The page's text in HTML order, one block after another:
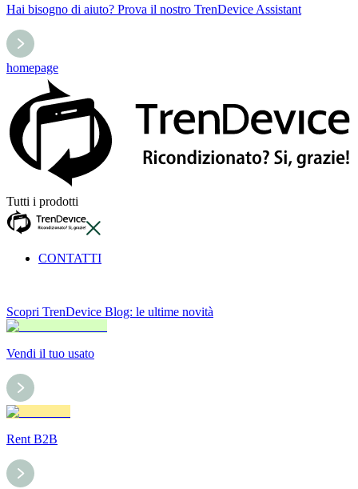
Hai bisogno di aiuto? Prova il nostro TrenDevice Assistant
homepage
Tutti i prodotti
CONTATTI
Scopri TrenDevice Blog: le ultime novità
Vendi il tuo usato
Rent B2B